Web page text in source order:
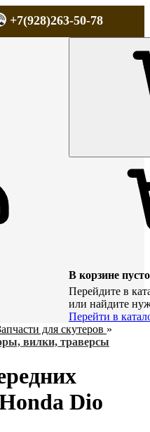
+7(928)263-50-78
В корзине пусто
Перейдите в
или найдите
Перейти в
для скутеров »
вилки, траверсы
Dio